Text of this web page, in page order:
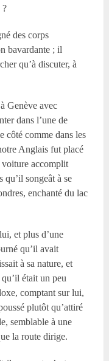
?
des corps
bavardante ; il
qu’à discuter, à
Genève avec
dans l’une de
côté comme dans les
Anglais fut placé
voiture accomplit
qu’il songeât à se
enchanté du lac
et plus d’une
qu’il avait
à sa nature, et
était un peu
comptant sur lui,
plutôt qu’attiré
semblable à une
la route dirige.